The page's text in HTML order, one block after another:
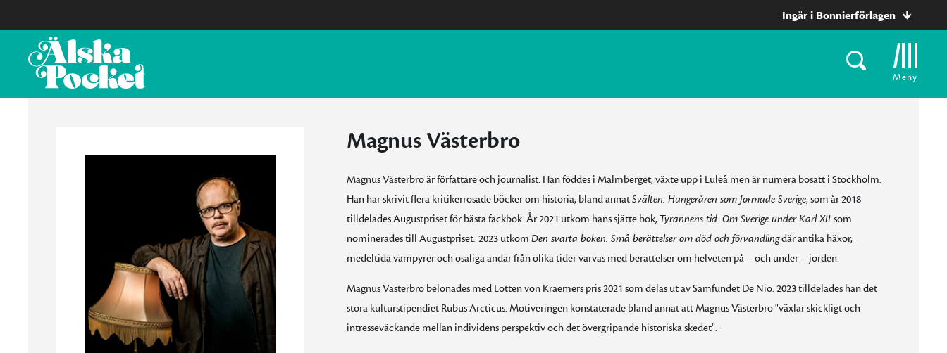
Ingår i Bonnierförlagen
Meny
Magnus Västerbro
Magnus Västerbro är författare och journalist. Han föddes i Malmberget, växte upp i Luleå men är numera bosatt i Stockholm.
Han har skrivit flera kritikerrosade böcker om historia, bland annatSvälten. Hungeråren som formade Sverige, som år 2018
tilldelades Augustpriset för bästa fackbok. År 2021 utkom hans sjätte bok, Tyrannens tid. Om Sverige under Karl XII som
nominerades till Augustpriset. 2023 utkom Den svarta boken. Små berättelser om död och förvandlingdär antika häxor,
medeltida vampyrer och osaliga andar från olika tider varvas med berättelser om helveten på – och under – jorden.
Magnus Västerbro belönades med Lotten von Kraemers pris 2021 som delas ut av Samfundet De Nio. 2023 tilldelades han det
stora kulturstipendiet Rubus Arcticus. Motiveringen konstaterade bland annat att Magnus Västerbro "växlar skickligt och
intresseväckande mellan individens perspektiv och det övergripande historiska skedet".